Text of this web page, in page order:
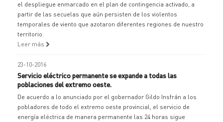
el despliegue enmarcado en el plan de contingencia activado, a
partir de las secuelas que aún persisten de los violentos
temporales de viento que azotaron diferentes regiones de nuestro
territorio.
Leer más
23-10-2016
Servicio eléctrico permanente se expande a todas las
poblaciones del extremo oeste.
De acuerdo a lo anunciado por el gobernador Gildo Insfrán a los
pobladores de todo el extremo oeste provincial, el servicio de
energía eléctrica de manera permanente las 24 horas sigue